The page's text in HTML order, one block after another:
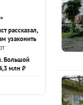
рассказал,
узаконить
Большой
млн ₽